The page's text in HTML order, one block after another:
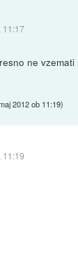
11:17
ne
2012 ob 11:19)
11:19